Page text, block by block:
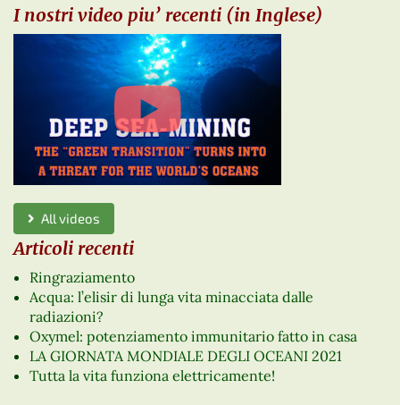
I nostri video piu’ recenti (in Inglese)
All videos
Articoli recenti
Ringraziamento
Acqua: l’elisir di lunga vita minacciata dalle
radiazioni?
Oxymel: potenziamento immunitario fatto in casa
LA GIORNATA MONDIALE DEGLI OCEANI 2021
Tutta la vita funziona elettricamente!